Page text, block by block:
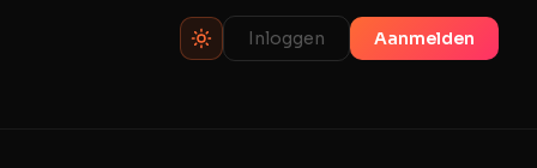
Inloggen Aanmelden